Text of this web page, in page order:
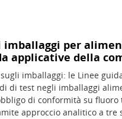
imballaggi per
applicative della
imballaggi: le Linee
di test negli imballaggi
di conformità su fluoro
approccio analitico a tre